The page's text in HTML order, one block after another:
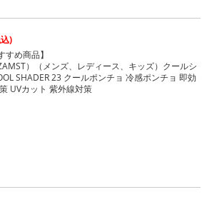
)
すめ商品】
）（メンズ、レディース、キッズ）クールシ
SHADER 23 クールポンチョ 冷感ポンチョ 即効
UVカット 紫外線対策